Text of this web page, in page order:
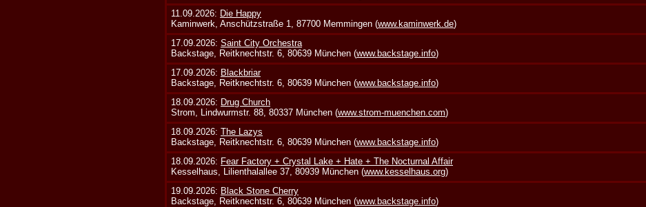
11.09.2026: Die Happy
Kaminwerk, Anschützstraße 1, 87700 Memmingen (www.kaminwerk.de)
17.09.2026:Saint City Orchestra
Backstage, Reitknechtstr. 6, 80639 München (www.backstage.info)
17.09.2026: Blackbriar
Backstage, Reitknechtstr. 6, 80639 München (www.backstage.info)
18.09.2026: Drug Church
Strom, Lindwurmstr. 88, 80337 München (www.strom-muenchen.com)
18.09.2026:The Lazys
Backstage, Reitknechtstr. 6, 80639 München (www.backstage.info)
18.09.2026: Fear Factory + Crystal Lake + Hate + The Nocturnal Affair
Kesselhaus, Lilienthalallee 37, 80939 München (www.kesselhaus.org)
19.09.2026: Black Stone Cherry
Backstage, Reitknechtstr. 6, 80639 München (www.backstage.info)